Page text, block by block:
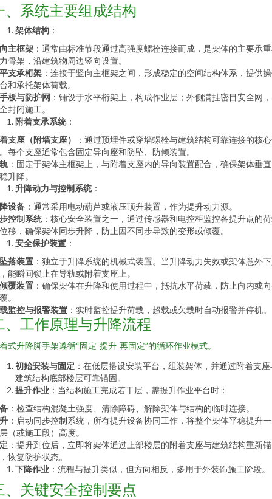
、系统主要组成结构
架体结构 ：
主框架 ：通常由标准节段通过高强度螺栓连接而成，是架体的主要承
骨架，沿建筑物周边竖向设置。
支承桁架 ：连接于竖向主框架之间，形成稳定的空间结构体系，提供
和承托架体荷载。
板与防护网 ：铺设于水平桁架上，构成作业层；外侧满挂密目安全网
封闭施工。
附着支承系统：
支座（附墙支座）
：通过预埋件或穿墙螺栓与建筑结构可靠连接的核
每个支座通常包含固定导向座和防坠、防倾装置。
：固定于架体主框架上，与附着支座内的导向装置配合，确保架体垂
升降。
升降动力与控制系统：
设备 ：通常采用电动葫芦或液压顶升装置，作为提升动力源。
控制系统：核心安全装置之一，通过传感器和电控柜监控各提升点的
移，确保架体同步升降，防止因不同步导致的变形或倾覆。
安全保护装置 ：
落装置 ：独立于升降系统的机械式装置。当升降动力失效或架体意外
能瞬间锁止在导轨或附着支座上。
覆装置 ：确保架体在升降和使用过程中，抵抗水平荷载，防止向内或
。
监控与报警装置 ：实时监控提升荷载，超载或欠载时自动报警并停机。
、工作原理与升降流程
式升降脚手架遵循“固定-提升-再固定”的循环作业模式。
初始安装与固定 ：在低层搭设安装平台，组装架体，并通过附着支座
建筑结构底部楼层可靠锚固。
提升作业 ：当结构施工完成若干层，需提升作业平台时：
：检查结构混凝土强度、清除障碍、解除架体与结构的临时连接。
：启动同步控制系统，所有提升设备协同工作，将整个架体平稳提升
（或施工段）高度。
：提升到位后，立即将架体通过上部楼层的附着支座与建筑结构重新锚
恢复防护状态。
下降作业 ：流程与提升类似，但方向相反，多用于外装饰施工阶段。
、关键安全控制要点